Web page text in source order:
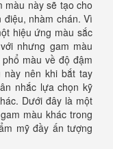
màu này sẽ tạo cho
nhàm chán. Vì
hiệu ứng màu sắc
nhưng gam màu
màu về độ đậm
này nên khi bắt tay
nhắc lựa chọn kỹ
Dưới đây là một
màu khác trong
mỹ đầy ấn tượng